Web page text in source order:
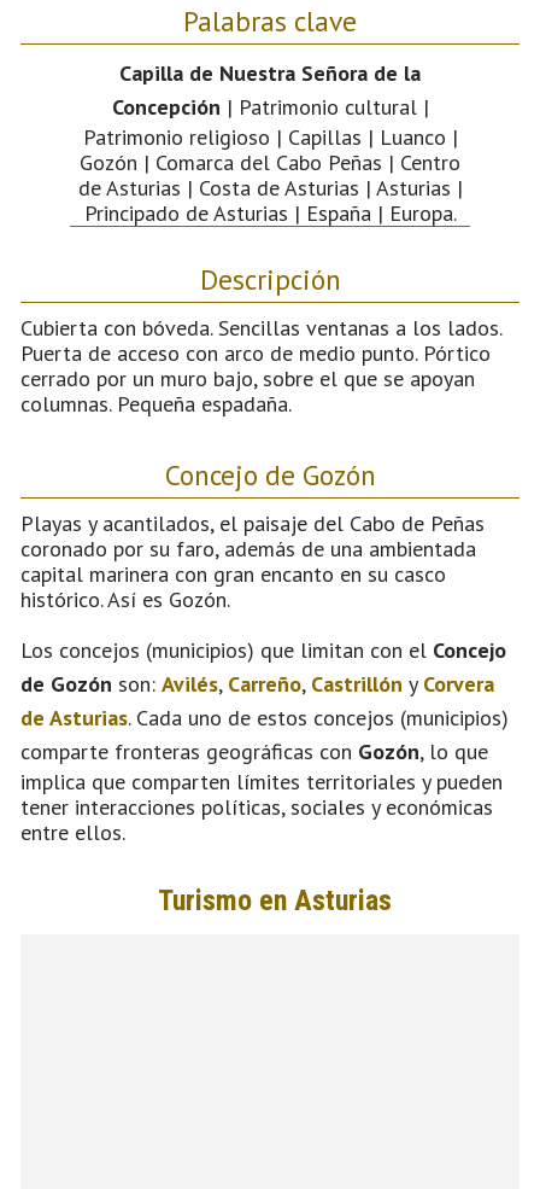
Palabras clave
Capilla de Nuestra Señora de la
Concepción | Patrimonio cultural |
Patrimonio religioso | Capillas | Luanco |
Gozón | Comarca del Cabo Peñas | Centro
de Asturias | Costa de Asturias | Asturias |
Principado de Asturias | España | Europa.
Descripción
Cubierta con bóveda. Sencillas ventanas a los lados.
Puerta de acceso con arco de medio punto. Pórtico
cerrado por un muro bajo, sobre el que se apoyan
columnas. Pequeña espadaña.
Concejo de Gozón
Playas y acantilados, el paisaje del Cabo de Peñas
coronado por su faro, además de una ambientada
capital marinera con gran encanto en su casco
histórico. Así es Gozón.
Los concejos (municipios) que limitan con el Concejo
de Gozón son: Avilés, Carreño, Castrillón y Corvera
de Asturias. Cada uno de estos concejos (municipios)
comparte fronteras geográficas con Gozón, lo que
implica que comparten límites territoriales y pueden
tener interacciones políticas, sociales y económicas
entre ellos.